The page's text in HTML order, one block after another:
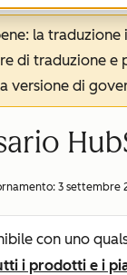
la
di traduzione e
versione di
3 settembre
con uno
i prodotti e i